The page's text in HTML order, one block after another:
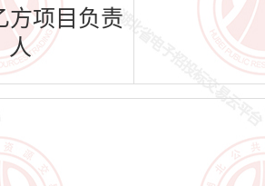
方项目负责
人